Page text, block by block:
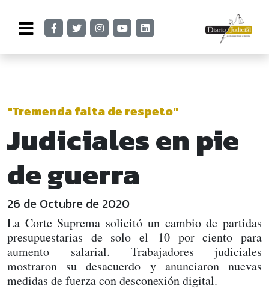
"Tremenda falta de respeto"
Judiciales en pie
de guerra
26 de Octubre de 2020
La Corte Suprema solicitó un cambio de partidas
presupuestarias de solo el 10 por ciento para
aumento salarial. Trabajadores judiciales
mostraron su desacuerdo y anunciaron nuevas
medidas de fuerza con desconexión digital.